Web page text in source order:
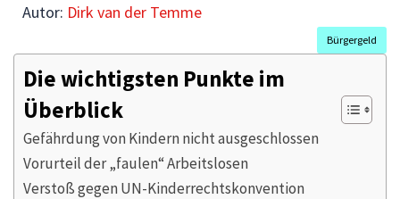
Autor: Dirk van der Temme
Bürgergeld
Die wichtigsten Punkte im
Überblick
Gefährdung von Kindern nicht ausgeschlossen
Vorurteil der „faulen“ Arbeitslosen
Verstoß gegen UN-Kinderrechtskonvention